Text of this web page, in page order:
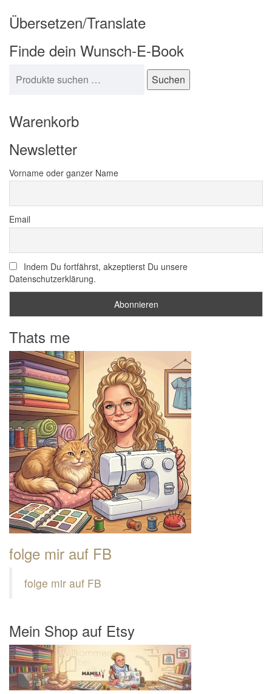
Übersetzen/Translate
Finde dein Wunsch-E-Book
Suchen
Warenkorb
Newsletter
Vorname oder ganzer Name
Email
Indem Du fortfährst, akzeptierst Du unsere
Datenschutzerklärung.
Thats me
folge mir auf FB
folge mir auf FB
Mein Shop auf Etsy